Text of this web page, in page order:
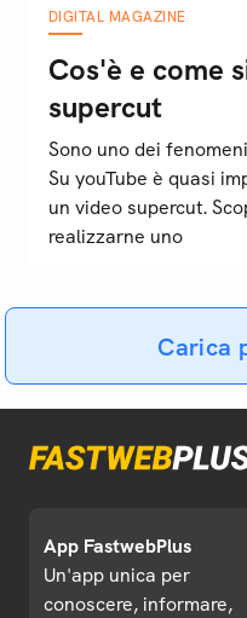
DIGITAL MAGAZINE
Cos'è e come
supercut
Sono uno dei
Su youTube è quasi
un video supercut.
realizzarne uno
Carica
App FastwebPlus
Un'app unica per
conoscere, informare,